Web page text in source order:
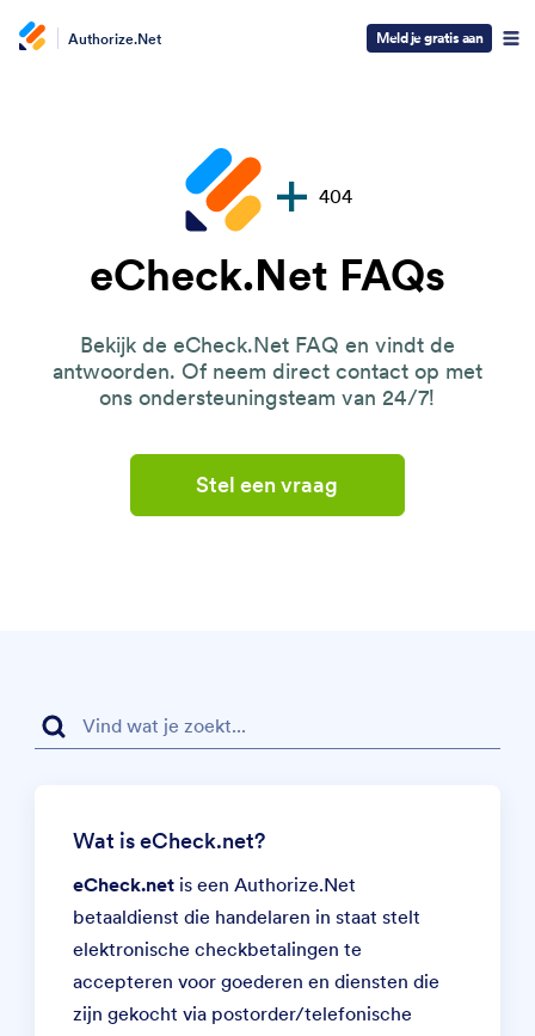
Authorize.Net Meld je gratis aan
404
eCheck.Net FAQs
Bekijk de eCheck.Net FAQ en vindt de
antwoorden. Of neem direct contact op met
ons ondersteuningsteam van 24/7!
Stel een vraag
Wat is eCheck.net?
eCheck.net is eenAuthorize.Net
betaaldienst die handelaren in staat stelt
elektronische checkbetalingen te
accepteren voor goederen en diensten die
zijn gekocht via postorder/telefonische